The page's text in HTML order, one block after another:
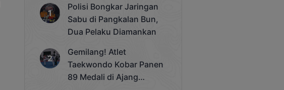
Polisi Bongkar Jaringan
Sabu di Pangkalan Bun,
Dua Pelaku Diamankan
Gemilang! Atlet
Taekwondo Kobar Panen
89 Medali di Ajang